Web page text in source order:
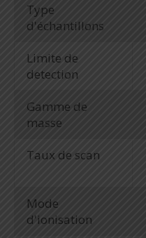
Type
d'échantillons
Limite de
detection
Gamme de
masse
Taux de scan
Mode
d'ionisation